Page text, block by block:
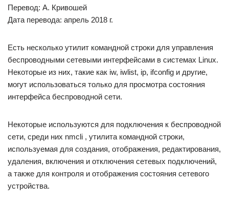
Перевод: А. Кривошей
Дата перевода: апрель 2018 г.
Есть несколько утилит командной строки для управления
беспроводными сетевыми интерфейсами в системах Linux.
Некоторые из них, такие как iw, iwlist, ip, ifconfig и другие,
могут использоваться только для просмотра состояния
интерфейса беспроводной сети.
Некоторые используются для подключения к беспроводной
сети, среди них nmcli , утилита командной строки,
используемая для создания, отображения, редактирования,
удаления, включения и отключения сетевых подключений,
а также для контроля и отображения состояния сетевого
устройства.